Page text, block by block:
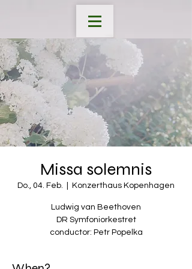
Missa solemnis
Do., 04. Feb. Konzerthaus Kopenhagen
Ludwig van Beethoven
DR Symfoniorkestret
conductor: Petr Popelka